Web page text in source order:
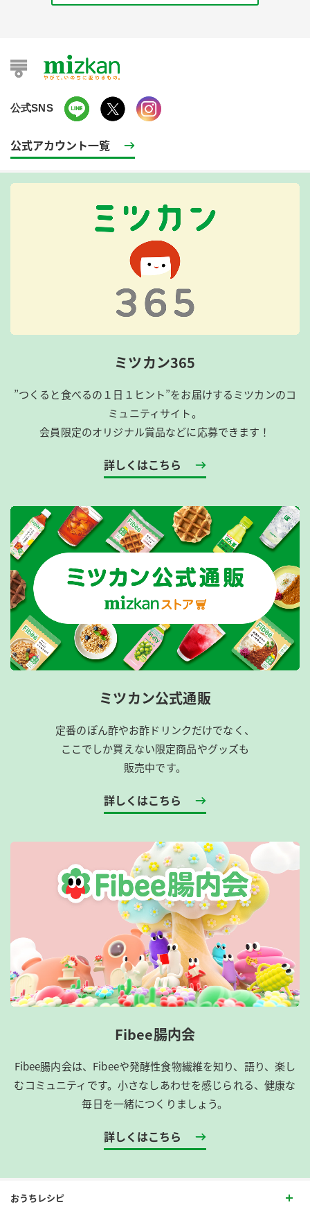
公式SNS
公式アカウント一覧
ミツカン365
”つくると食べるの１日１ヒント”をお届けするミツカンのコ
ミュニティサイト。
会員限定のオリジナル賞品などに応募できます！
詳しくはこちら
ミツカン公式通販
定番のぽん酢やお酢ドリンクだけでなく、
ここでしか買えない限定商品やグッズも
販売中です。
詳しくはこちら
Fibee腸内会
Fibee腸内会は、​Fibeeや発酵性食物繊維を知り、語り、楽し
むコミュニティです。​小さなしあわせを感じられる、健康な
毎日を一緒につくりましょう。
詳しくはこちら
おうちレシピ